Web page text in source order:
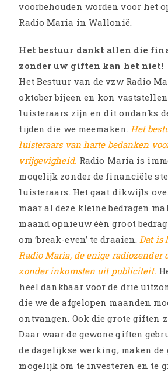
voorbehouden worden voor het
Radio Maria in Wallonië.
Het bestuur dankt allen die
zonder uw giften kan het niet!
Het Bestuur van de vzw Radio
oktober bijeen en kon
luisteraars zijn en dit ondanks
tijden die we meemaken. Het
luisteraars van harte bedanken
vrijgevigheid. Radio Maria is
mogelijk zonder de financiële
luisteraars. Het gaat dikwijls
maar al deze kleine bedragen
maand opnieuw één groot
om ‘break-even’ te draaien.Dat is
Radio Maria, de enige radiozender
zonder inkomsten uit publiciteit.
heel dankbaar voor de drie
die we de afgelopen maanden
ontvangen. Ook die grote giften
Daar waar de gewone giften
de dagelijkse werking, maken
mogelijk om te investeren en te